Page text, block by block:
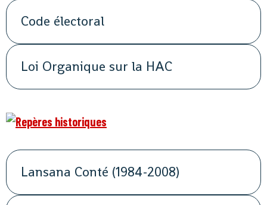
Code électoral
Loi Organique sur la HAC
Lansana Conté (1984-2008)